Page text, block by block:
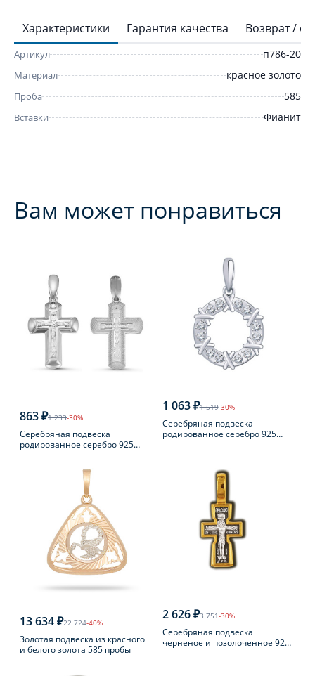
Характеристики Гарантия качества Возврат /
Артикул п786-20
Материал красное золото
Проба 585
Вставки Фианит
Вам может понравиться
863 ₽1 233-30%
Серебряная подвеска
родированное серебро 925
1 063 ₽1 519-30%
Серебряная подвеска
родированное серебро 925
13 634 ₽22 724-40%
Золотая подвеска из красного
и белого золота 585 пробы
2 626 ₽3 751-30%
Серебряная подвеска
черненое и позолоченное 925